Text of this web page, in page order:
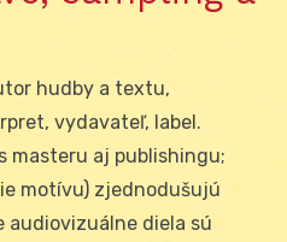
hudby a textu,
vydavateľ, label.
masteru aj publishingu;
motívu) zjednodušujú
audiovizuálne diela sú